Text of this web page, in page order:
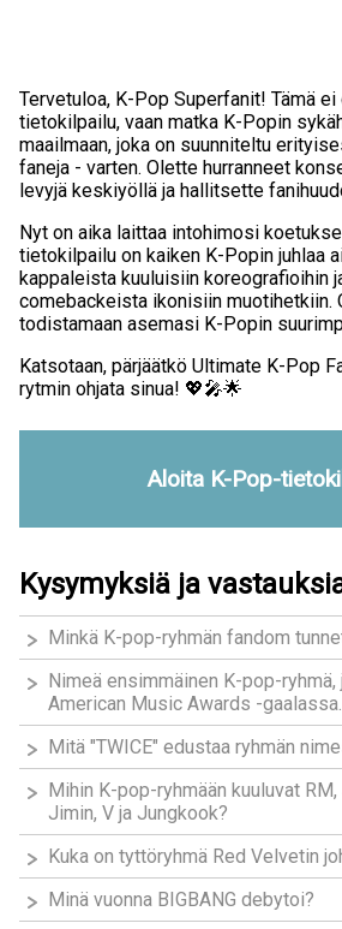
Tervetuloa, K-Pop Superfanit! Tämä
tietokilpailu, vaan matka K-Popin
maailmaan, joka on suunniteltu
faneja - varten. Olette hurranneet
levyjä keskiyöllä ja hallitsette
Nyt on aika laittaa intohimosi
tietokilpailu on kaiken K-Popin juhlaa
kappaleista kuuluisiin koreografioihin
comebackeista ikonisiin muotihetkiin.
todistamaan asemasi K-Popin
Katsotaan, pärjäätkö Ultimate K-Pop
rytmin ohjata sinua! 💖🎤🌟
Aloita K-Pop-
Kysymyksiä ja
Minkä K-pop-ryhmän fandom
Nimeä ensimmäinen K-pop-
American Music Awards -gaalassa.
Mitä "TWICE" edustaa ryhmän
Mihin K-pop-ryhmään kuuluvat
Jimin, V ja Jungkook?
Kuka on tyttöryhmä Red Velvetin
Minä vuonna BIGBANG debytoi?